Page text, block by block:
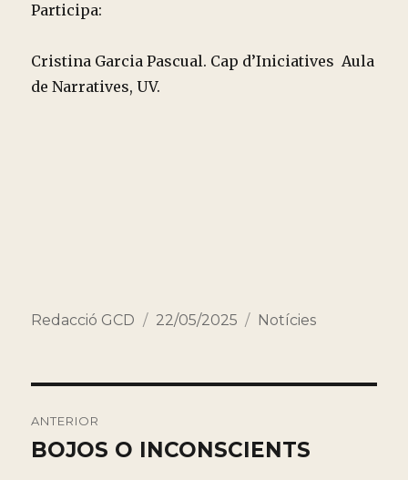
Participa:
Cristina Garcia Pascual. Cap d’Iniciatives Aula
de Narratives, UV.
Autor
Redacció GCD
Publicado
22/05/2025 Categorías
Notícies
de
ANTERIOR
Entrada
BOJOS O INCONSCIENTS